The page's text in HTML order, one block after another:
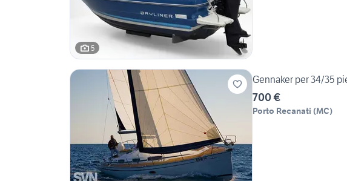
5
Gennaker per 34/35
700 €
Porto Recanati (MC)